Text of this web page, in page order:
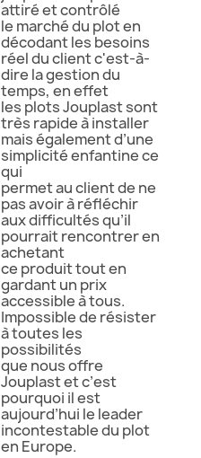
attiré et contrôlé
le marché du plot en
décodant les besoins
réel du client c'est-à-
dire la gestion du
temps, en effet
les plots Jouplast sont
très rapide à installer
mais également d’une
simplicité enfantine ce
qui
permet au client de ne
pas avoir à réfléchir
aux difficultés qu’il
pourrait rencontrer en
achetant
ce produit tout en
gardant un prix
accessible à tous.
Impossible de résister
à toutes les
possibilités
que nous offre
Jouplast et c’est
pourquoi il est
aujourd’hui le leader
incontestable du plot
en Europe.